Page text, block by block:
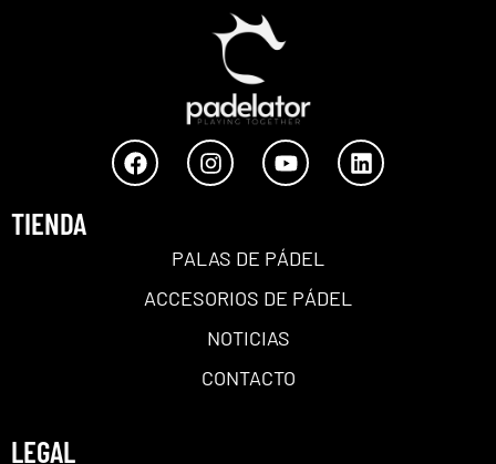
TIENDA
PALAS DE PÁDEL
ACCESORIOS DE PÁDEL
NOTICIAS
CONTACTO
LEGAL